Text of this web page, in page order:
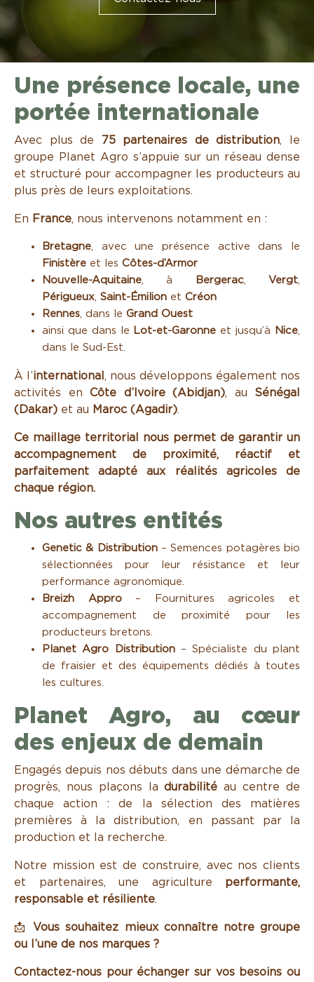
Une présence locale, une
portée internationale
Avec plus de 75 partenaires de distribution, le
groupe Planet Agro s’appuie sur un réseau dense
et structuré pour accompagner les producteurs au
plus près de leurs exploitations.
En France, nous intervenons notamment en :
Bretagne, avec une présence active dans le
Finistère et les Côtes-d’Armor
Nouvelle-Aquitaine, à Bergerac, Vergt,
Périgueux, Saint-Émilion et Créon
Rennes, dans le Grand Ouest
ainsi que dans le Lot-et-Garonne et jusqu’à Nice,
dans le Sud-Est.
À l’international , nous développons également nos
activités en Côte d’Ivoire (Abidjan), au Sénégal
(Dakar) et au Maroc (Agadir).
Ce maillage territorial nous permet de garantir un
accompagnement de proximité, réactif et
parfaitement adapté aux réalités agricoles de
chaque région.
Nos autres entités
Genetic & Distribution– Semences potagères bio
sélectionnées pour leur résistance et leur
performance agronomique.
Breizh Appro– Fournitures agricoles et
accompagnement de proximité pour les
producteurs bretons.
Planet Agro Distribution– Spécialiste du plant
de fraisier et des équipements dédiés à toutes
les cultures.
Planet Agro, au cœur
des enjeux de demain
Engagés depuis nos débuts dans une démarche de
progrès, nous plaçons ladurabilité au centre de
chaque action : de la sélection des matières
premières à la distribution, en passant par la
production et la recherche.
Notre mission est de construire, avec nos clients
et partenaires, une agriculture performante,
responsable et résiliente.
📩 Vous souhaitez mieux connaître notre groupe
ou l’une de nos marques ?
Contactez-nous pour échanger sur vos besoins ou